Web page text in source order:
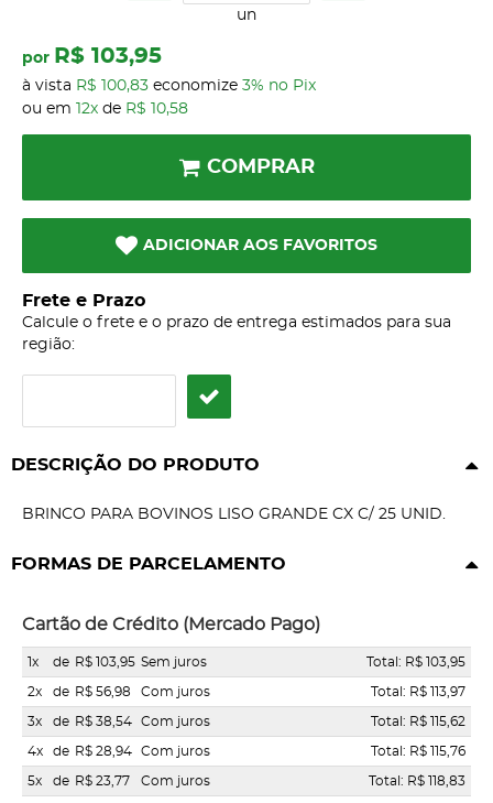
un
por R$ 103,95
à vista R$ 100,83 economize 3% no Pix
ou em
12x de R$ 10,58
COMPRAR
ADICIONAR AOS FAVORITOS
Frete e Prazo
Calcule o frete e o prazo de entrega estimados para sua
região:
DESCRIÇÃO DO PRODUTO
BRINCO PARA BOVINOS LISO GRANDE CX C/ 25 UNID.
FORMAS DE PARCELAMENTO
Cartão de Crédito (Mercado Pago)
1x de R$ 103,95 Sem juros Total: R$ 103,95
2x de R$ 56,98 Com juros Total: R$ 113,97
3x de R$ 38,54 Com juros Total: R$ 115,62
4x de R$ 28,94 Com juros Total: R$ 115,76
5x de R$ 23,77 Com juros Total: R$ 118,83